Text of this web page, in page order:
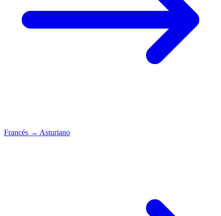
Francés → Asturiano